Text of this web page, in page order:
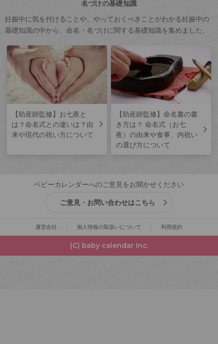
名づけの基礎知識
妊娠中に気を付けることや、やっておくべきことがわかる妊娠中の
基礎知識の中から、命名・名づけに関する基礎知識を集めました。
【助産師監修】お七夜と
は？命名式との違いは？由
来や現代の祝い方について
【助産師監修】命名書の書
き方は？ 命名式（お七
夜）の由来や食事、内祝い
の選び方について
ベビーカレンダーへのご意見をお聞かせください
ご意見・お問い合わせはこちら
運営会社 個人情報の取扱いについて 利用規約
(C) baby calendar Inc.